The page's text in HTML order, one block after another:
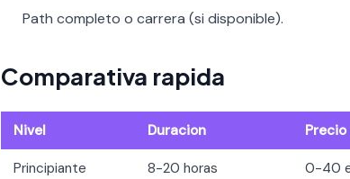
Path completo o carrera (si disponible).
Comparativa rapida
Nivel Duracion
Principiante 8-20 horas 0-40